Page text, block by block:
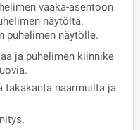
vaaka-asentoon
näytöltä.
puhelimen näytölle.
ja puhelimen kiinnike
takakanta naarmuilta ja